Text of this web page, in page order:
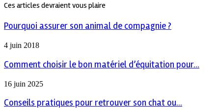
Ces articles devraient vous plaire
Pourquoi assurer son animal de compagnie ?
4 juin 2018
Comment choisir le bon matériel d’équitation pour...
16 juin 2025
Conseils pratiques pour retrouver son chat ou...